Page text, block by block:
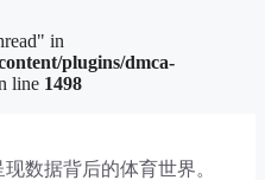
in
plugins/dmca-
line 1498
数据背后的体育世界。